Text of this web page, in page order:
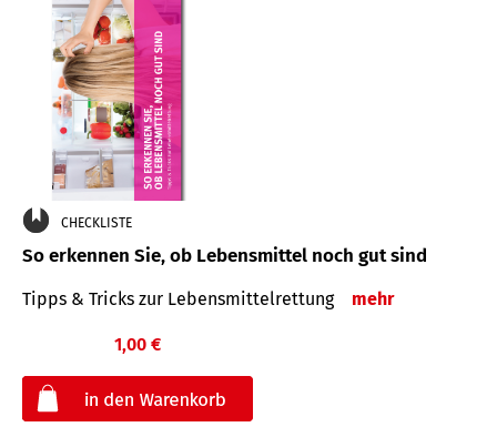
CHECKLISTE
So erkennen Sie, ob Lebensmittel noch gut sind
Tipps & Tricks zur Lebensmittelrettung mehr
1,00 €